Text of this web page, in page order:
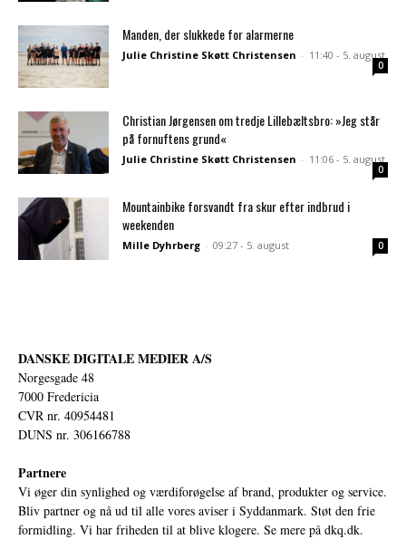
Manden, der slukkede for alarmerne
Julie Christine Skøtt Christensen - 11:40 - 5. august
0
Christian Jørgensen om tredje Lillebæltsbro: »Jeg står
på fornuftens grund«
Julie Christine Skøtt Christensen - 11:06 - 5. august
0
Mountainbike forsvandt fra skur efter indbrud i
weekenden
Mille Dyhrberg - 09:27 - 5. august 0
DANSKE DIGITALE MEDIER A/S
Norgesgade 48
7000 Fredericia
CVR nr. 40954481
DUNS nr. 306166788
Partnere
Vi øger din synlighed og værdiforøgelse af brand, produkter og service.
Bliv partner og nå ud til alle vores aviser i Syddanmark. Støt den frie
formidling. Vi har friheden til at blive klogere. Se mere på dkq.dk.